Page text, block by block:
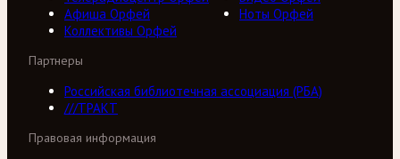
Афиша Орфей
Ноты Орфей
Коллективы Орфей
Партнеры
Российская библиотечная ассоциация (РБА)
///ТРАКТ
Правовая информация